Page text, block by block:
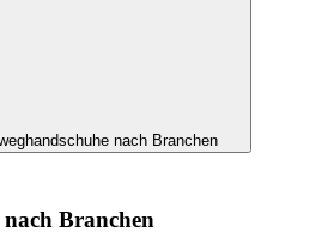
nach Branchen
Branchen